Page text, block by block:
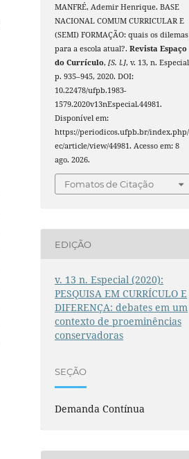
MANFRÉ, Ademir Henrique. BASE
NACIONAL COMUM CURRICULAR E
(SEMI) FORMAÇÃO: quais os dilemas
para a escola atual?.Revista Espaço
do Currículo,[S. l.], v. 13, n.
p. 935–945, 2020. DOI:
10.22478/ufpb.1983-
1579.2020v13nEspecial.44981.
Disponível em:
https://periodicos.ufpb.br/
ec/article/view/44981. Acesso em: 8
ago. 2026.
Fomatos de Citação
EDIÇÃO
v. 13 n. Especial (2020):
PESQUISA EM CURRÍCULO E
DIFERENÇA: debates em um
contexto de proeminências
conservadoras
SEÇÃO
Demanda Contínua